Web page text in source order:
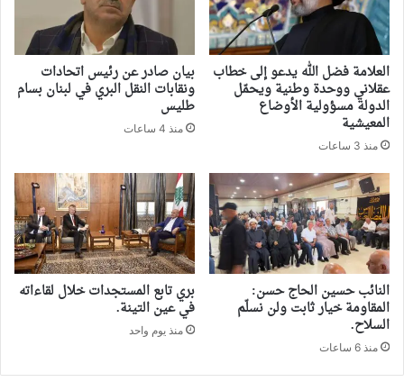
العلامة فضل الله يدعو إلى خطاب
عقلاني ووحدة وطنية ويحمّل
الدولة مسؤولية الأوضاع
المعيشية
منذ 3 ساعات
بيان صادر عن رئيس اتحادات
ونقابات النقل البري في لبنان بسام
طليس
منذ 4 ساعات
النائب حسين الحاج حسن:
المقاومة خيار ثابت ولن نسلّم
السلاح.
منذ 6 ساعات
بري تابع المستجدات خلال لقاءاته
في عين التينة.
منذ يوم واحد